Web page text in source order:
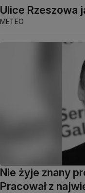
Ulice Rzeszowa
METEO
Nie żyje znany
Pracował z